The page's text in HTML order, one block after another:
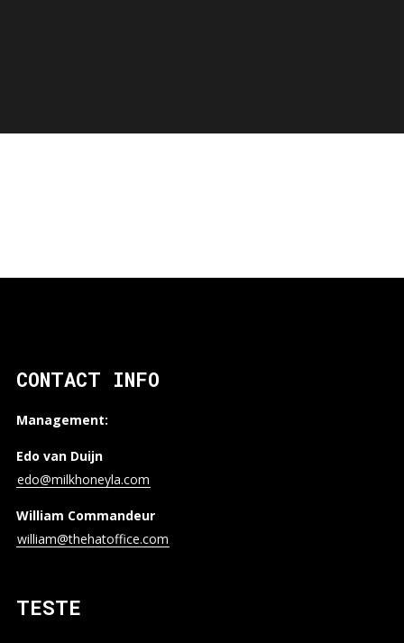
CONTACT INFO
Management:
Edo van Duijn
edo@milkhoneyla.com
William Commandeur
william@thehatoffice.com
TESTE